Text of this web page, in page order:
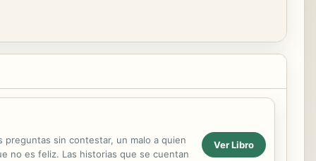
preguntas sin contestar, un malo a quien
no es feliz. Las historias que se cuentan
Ver Libro